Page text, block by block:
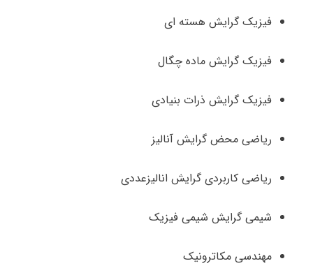
فیزیک گرایش هسته ای
فیزیک گرایش ماده چگال
فیزیک گرایش ذرات بنیادی
ریاضی محض گرایش آنالیز
ریاضی کاربردی گرایش انالیزعددی
شیمی گرایش شیمی فیزیک
مهندسی مکاترونیک